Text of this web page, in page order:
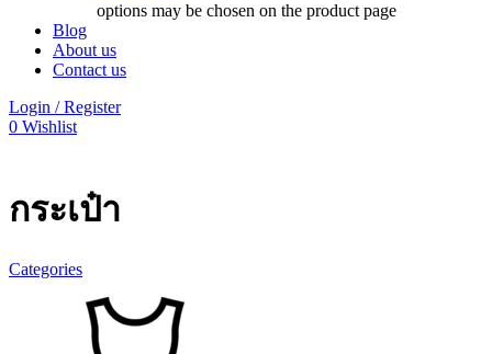
options may be chosen on the product page
Blog
About us
Contact us
Login / Register
0 Wishlist
กระเป๋า
Categories